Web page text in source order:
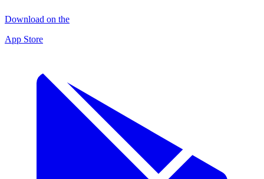
Download on the
App Store